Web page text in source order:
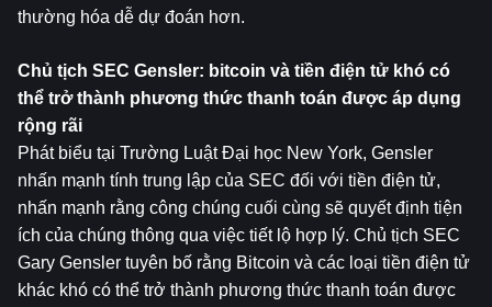
thường hóa dễ dự đoán hơn.
Chủ tịch SEC Gensler: bitcoin và tiền điện tử khó có
thể trở thành phương thức thanh toán được áp dụng
rộng rãi
Phát biểu tại Trường Luật Đại học New York, Gensler
nhấn mạnh tính trung lập của SEC đối với tiền điện tử,
nhấn mạnh rằng công chúng cuối cùng sẽ quyết định tiện
ích của chúng thông qua việc tiết lộ hợp lý. Chủ tịch SEC
Gary Gensler tuyên bố rằng Bitcoin và các loại tiền điện tử
khác khó có thể trở thành phương thức thanh toán được